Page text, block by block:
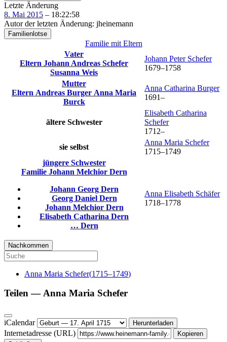
Letzte Änderung
8. Mai 2015 – 18:22:58
Autor der letzten Änderung: jheinemann
Familienlotse
Familie mit Eltern
Vater
Eltern Johann Andreas Schefer
Susanna Weis
Johann Peter Schefer
1679–1758
Mutter
Eltern Andreas Burger Anna Maria
Burck
Anna Catharina Burger
1691–
ältere Schwester
Elisabeth Catharina
Schefer
1712–
sie selbst
Anna Maria Schefer
1715–1749
jüngere Schwester
Familie Johann Melchior Dern
Johann Georg Dern
Georg Daniel Dern
Johann Melchior Dern
Elisabeth Catharina Dern
… Dern
Anna Elisabeth Schäfer
1718–1778
Nachkommen
Anna Maria Schefer(1715–1749)
Teilen —Anna Maria Schefer
iCalendar Herunterladen
Internetadresse (URL)
Kopieren